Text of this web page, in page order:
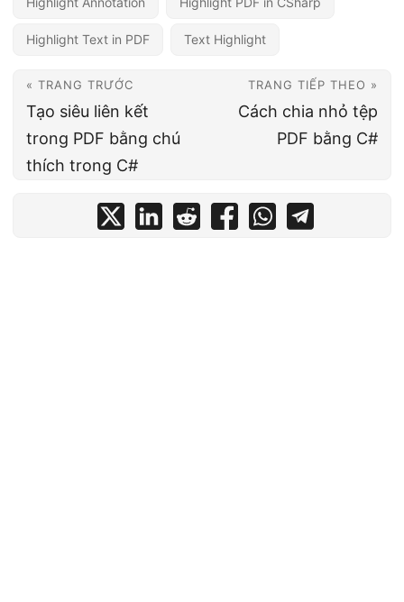
Highlight Text in PDF Text Highlight
« TRANG TRƯỚC
Tạo siêu liên kết
trong PDF bằng chú
thích trong C#
TRANG TIẾP THEO »
Cách chia nhỏ tệp
PDF bằng C#